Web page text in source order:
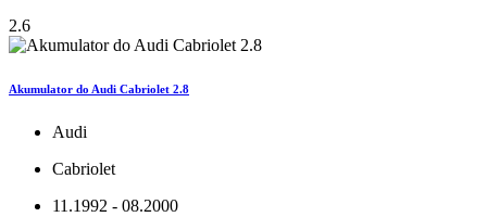
2.6
Akumulator do Audi Cabriolet 2.8
Audi
Cabriolet
11.1992 - 08.2000